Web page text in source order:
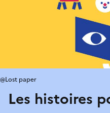
Les histoires
@Lost paper